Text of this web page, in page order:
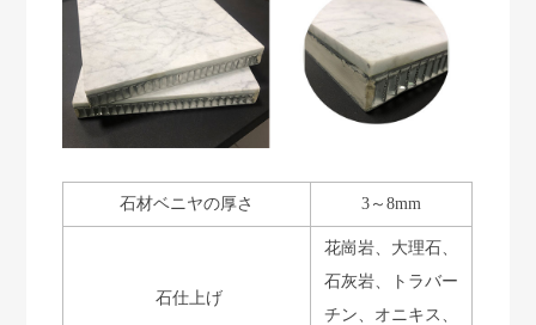
石材ベニヤの厚さ 3～8mm
石仕上げ
花崗岩、大理石、
石灰岩、トラバー
チン、オニキス、